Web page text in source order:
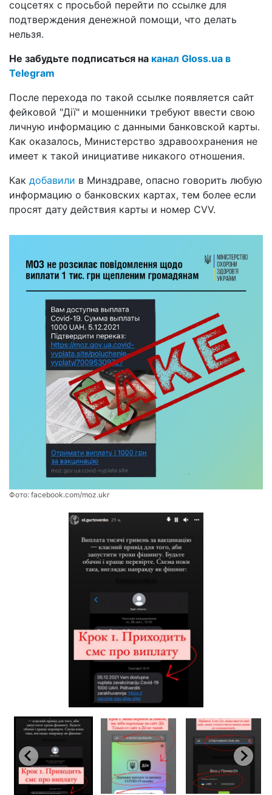
соцсетях с просьбой перейти по ссылке для
подтверждения денежной помощи, что делать
нельзя.
Не забудьте подписаться на канал Gloss.ua в
Telegram
После перехода по такой ссылке появляется сайт
фейковой "Дії" и мошенники требуют ввести свою
личную информацию с данными банковской карты.
Как оказалось, Министерство здравоохранения не
имеет к такой инициативе никакого отношения.
Как добавили в Минздраве, опасно говорить любую
информацию о банковских картах, тем более если
просят дату действия карты и номер CVV.
Фото: facebook.com/moz.ukr